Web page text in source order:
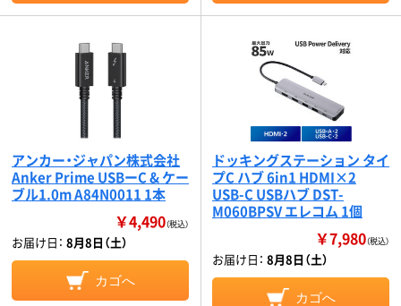
アンカー・ジャパン株式会社
Anker Prime USBーC & ケー
ブル1.0m A84N0011 1本
￥4,490（税込）
お届け日： 8月8日（土）
カゴへ
ドッキングステーション タイ
プC ハブ 6in1 HDMI×2
USB-C USBハブ DST-
M060BPSV エレコム 1個
￥7,980（税込）
お届け日： 8月8日（土）
カゴへ